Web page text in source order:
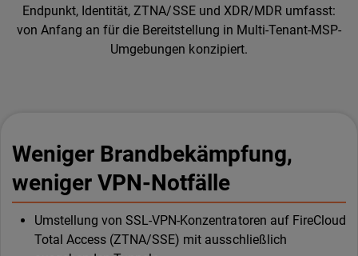
Endpunkt, Identität, ZTNA/SSE und XDR/MDR umfasst:
von Anfang an für die Bereitstellung in Multi-Tenant-MSP-
Umgebungen konzipiert.
Weniger Brandbekämpfung,
weniger VPN-Notfälle
Umstellung von SSL-VPN-Konzentratoren auf FireCloud
Total Access (ZTNA/SSE) mit ausschließlich